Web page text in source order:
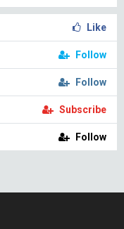
Like
Follow
Follow
Subscribe
Follow